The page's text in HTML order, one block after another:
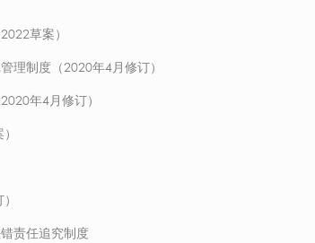
草案）
理制度（2020年4月修订）
年4月修订）
责任追究制度